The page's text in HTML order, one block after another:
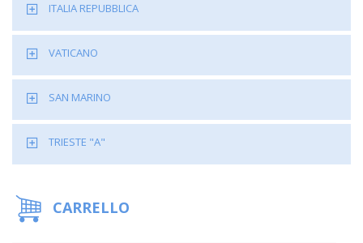
ITALIA REPUBBLICA
VATICANO
SAN MARINO
TRIESTE "A"
CARRELLO